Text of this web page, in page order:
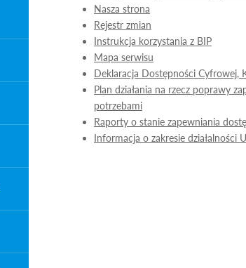
Nasza strona
Rejestr zmian
Instrukcja korzystania z BIP
Mapa serwisu
Deklaracja Dostępności
Plan działania na rzecz poprawy
potrzebami
Raporty o stanie zapewniania
Informacja o zakresie działalności